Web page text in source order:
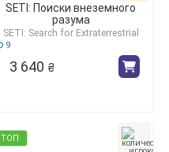
SETI: Поиски внеземного
разума
SETI: Search for Extraterrestrial
9
3 640 ₴
ТОП